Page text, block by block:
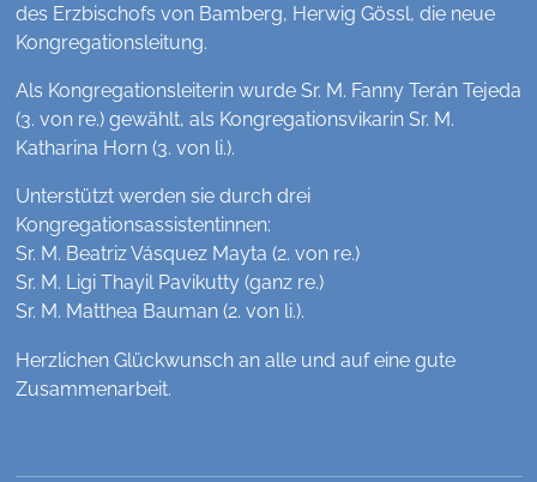
des Erzbischofs von Bamberg, Herwig Gössl, die neue
Kongregationsleitung.
Als Kongregationsleiterin wurde Sr. M. Fanny Terán Tejeda
(3. von re.) gewählt, als Kongregationsvikarin Sr. M.
Katharina Horn (3. von li.).
Unterstützt werden sie durch drei
Kongregationsassistentinnen:
Sr. M. Beatriz Vásquez Mayta (2. von re.)
Sr. M. Ligi Thayil Pavikutty (ganz re.)
Sr. M. Matthea Bauman (2. von li.).
Herzlichen Glückwunsch an alle und auf eine gute
Zusammenarbeit.